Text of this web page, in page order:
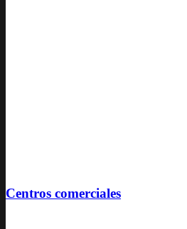
Centros comerciales